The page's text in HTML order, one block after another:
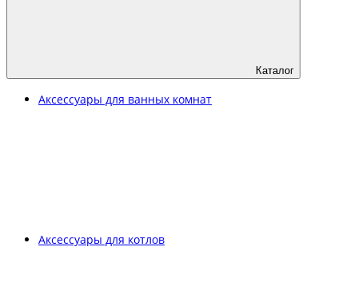
Каталог
Аксессуары для ванных комнат
Аксессуары для котлов